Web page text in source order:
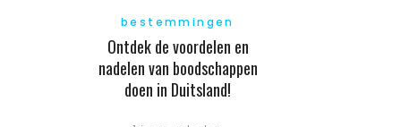
bestemmingen
Ontdek de voordelen en
nadelen van boodschappen
doen in Duitsland!